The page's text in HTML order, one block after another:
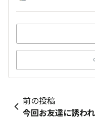
前の投稿